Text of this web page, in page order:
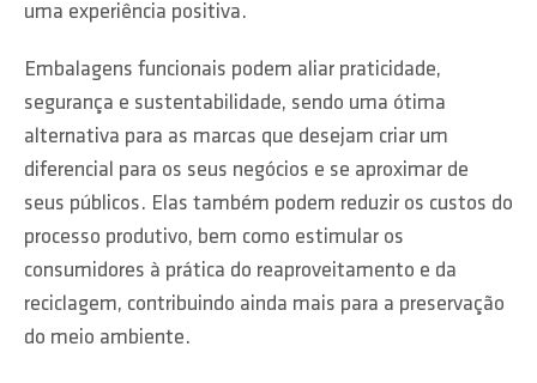
uma experiência positiva.
Embalagens funcionais podem aliar praticidade,
segurança e sustentabilidade, sendo uma ótima
alternativa para as marcas que desejam criar um
diferencial para os seus negócios e se aproximar de
seus públicos. Elas também podem reduzir os custos do
processo produtivo, bem como estimular os
consumidores à prática do reaproveitamento e da
reciclagem, contribuindo ainda mais para a preservação
do meio ambiente.